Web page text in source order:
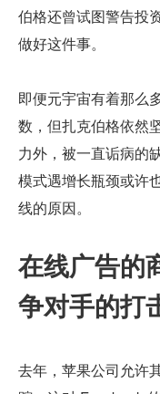
伯格还曾试图警告投
做好这件事。
即便元宇宙有着那么
数，但扎克伯格依然
力外，被一直诟病的
模式遇增长瓶颈或许
线的原因。
在线广告的
争对手的打
去年，苹果公司允许